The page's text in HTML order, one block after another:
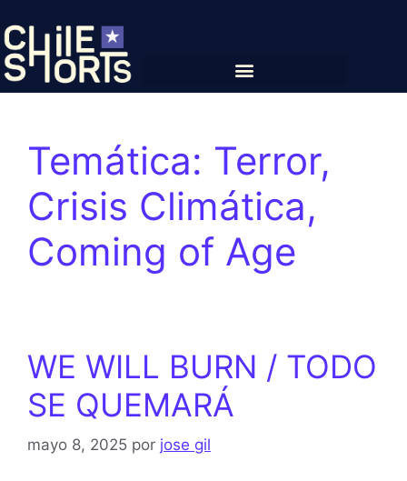
Temática: Terror,
Crisis Climática,
Coming of Age
WE WILL BURN / TODO
SE QUEMARÁ
mayo 8, 2025 por jose gil